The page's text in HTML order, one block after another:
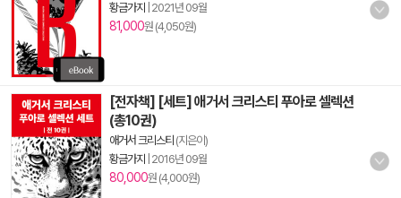
황금가지
2021년 09월
81,000원 (4,050원)
[전자책] [세트] 애거서 크리스티 푸아로 셀렉션
(총10권)
애거서 크리스티 (지은이)
황금가지
2016년 09월
80,000원 (4,000원)